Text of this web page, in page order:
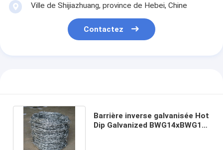
Ville de Shijiazhuang, province de Hebei, Chine
Contactez
Barrière inverse galvanisée Hot
Dip Galvanized BWG14xBWG14